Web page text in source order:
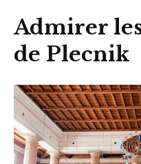
Admirer
de Plecnik